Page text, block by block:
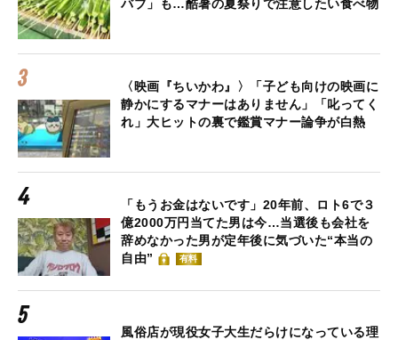
バブ」も…酷暑の夏祭りで注意したい食べ物
〈映画『ちいかわ』〉「子ども向けの映画に
静かにするマナーはありません」「叱ってく
れ」大ヒットの裏で鑑賞マナー論争が白熱
「もうお金はないです」20年前、ロト6で３
億2000万円当てた男は今…当選後も会社を
辞めなかった男が定年後に気づいた“本当の
自由”
有料
風俗店が現役女子大生だらけになっている理